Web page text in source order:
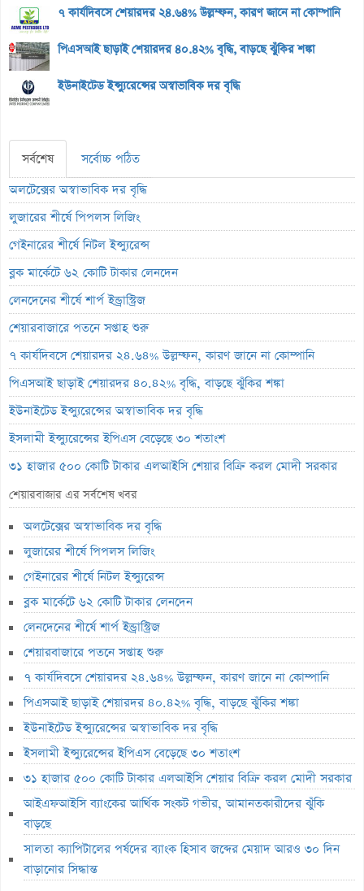
৭ কার্যদিবসে শেয়ারদর ২৪.৬৪% উল্লম্ফন, কারণ জানে না কোম্পানি
পিএসআই ছাড়াই শেয়ারদর ৪০.৪২% বৃদ্ধি, বাড়ছে ঝুঁকির শঙ্কা
ইউনাইটেড ইন্স্যুরেন্সের অস্বাভাবিক দর বৃদ্ধি
সর্বশেষ
সর্বোচ্চ পঠিত
অলটেক্সের অস্বাভাবিক দর বৃদ্ধি
লুজারের শীর্ষে পিপলস লিজিং
গেইনারের শীর্ষে নিটল ইন্স্যুরেন্স
ব্লক মার্কেটে ৬২ কোটি টাকার লেনদেন
লেনদেনের শীর্ষে শার্প ইন্ড্রাস্ট্রিজ
শেয়ারবাজারে পতনে সপ্তাহ শুরু
৭ কার্যদিবসে শেয়ারদর ২৪.৬৪% উল্লম্ফন, কারণ জানে না কোম্পানি
পিএসআই ছাড়াই শেয়ারদর ৪০.৪২% বৃদ্ধি, বাড়ছে ঝুঁকির শঙ্কা
ইউনাইটেড ইন্স্যুরেন্সের অস্বাভাবিক দর বৃদ্ধি
ইসলামী ইন্স্যুরেন্সের ইপিএস বেড়েছে ৩০ শতাংশ
৩১ হাজার ৫০০ কোটি টাকার এলআইসি শেয়ার বিক্রি করল মোদী সরকার
ঋণের জট কাটলেও নতুন জাহাজ পেতে আরও তিন বছর, বহরে এখনো মাত্র
গ্যাসসংকটে বিদেশি ক্রেতাদের উদ্বেগ, ঝুঁকিতে নতুন রপ্তানি আদেশ
আইএফআইসি ব্যাংকের আর্থিক সংকট গভীর, আমানতকারীদের ঝুঁকি বাড়ছে
সালতা ক্যাপিটালের পর্ষদের ব্যাংক হিসাব জব্দের মেয়াদ আরও ৩০ দিন
বাড়ানোর সিদ্ধান্ত
হোয়াইট হাউসের বলরুম প্রকল্প স্থগিত, সুপ্রিম কোর্টে যাচ্ছেন ট্রাম্প
সাকিবের ফেরা নিয়ে কঠোর অবস্থানে ক্রীড়া প্রতিমন্ত্রী
ইনফান্তিনোর পদত্যাগ দাবি করল নরওয়ে ফুটবল ফেডারেশন
অস্কারের প্রাথমিক দৌড়ে পাকিস্তানের ‘মেরা লিয়ারি’
হাতে আঘাত পেয়ে হাসপাতালে ভর্তি মিঠুন চক্রবর্তী
৪ দুর্বল আর্থিক প্রতিষ্ঠানে আজ প্রশাসক নিয়োগ, ভেঙে দেওয়া হবে পর্ষদ
বিনিয়োগকারীরা ফিরে পেল ২ হাজার ৭৮১ কোটি টাকা
গত সপ্তাহে ব্লক মার্কেটে ১৮২ কোটি টাকার লেনদেন
সাপ্তাহিক লেনদেনের ১৯ শতাংশ ১০ কোম্পানির শেয়ারে
শেয়ারবাজার এর সর্বশেষ খবর
অলটেক্সের অস্বাভাবিক দর বৃদ্ধি
লুজারের শীর্ষে পিপলস লিজিং
গেইনারের শীর্ষে নিটল ইন্স্যুরেন্স
ব্লক মার্কেটে ৬২ কোটি টাকার লেনদেন
লেনদেনের শীর্ষে শার্প ইন্ড্রাস্ট্রিজ
শেয়ারবাজারে পতনে সপ্তাহ শুরু
৭ কার্যদিবসে শেয়ারদর ২৪.৬৪% উল্লম্ফন, কারণ জানে না কোম্পানি
পিএসআই ছাড়াই শেয়ারদর ৪০.৪২% বৃদ্ধি, বাড়ছে ঝুঁকির শঙ্কা
ইউনাইটেড ইন্স্যুরেন্সের অস্বাভাবিক দর বৃদ্ধি
ইসলামী ইন্স্যুরেন্সের ইপিএস বেড়েছে ৩০ শতাংশ
৩১ হাজার ৫০০ কোটি টাকার এলআইসি শেয়ার বিক্রি করল মোদী সরকার
আইএফআইসি ব্যাংকের আর্থিক সংকট গভীর, আমানতকারীদের ঝুঁকি
বাড়ছে
সালতা ক্যাপিটালের পর্ষদের ব্যাংক হিসাব জব্দের মেয়াদ আরও ৩০ দিন
বাড়ানোর সিদ্ধান্ত